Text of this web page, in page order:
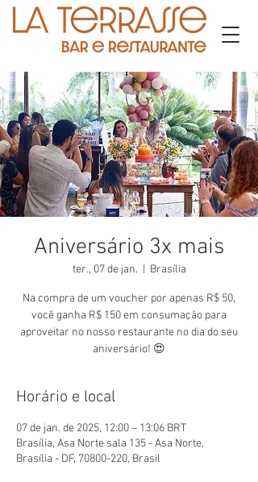
Aniversário 3x mais
ter., 07 de jan. Brasília
Na compra de um voucher por apenas R$ 50,
você ganha R$ 150 em consumação para
aproveitar no nosso restaurante no dia do seu
aniversário! 😍
Horário e local
07 de jan. de 2025, 12:00 – 13:06 BRT
Brasília, Asa Norte sala 135 - Asa Norte,
Brasília - DF, 70800-220, Brasil